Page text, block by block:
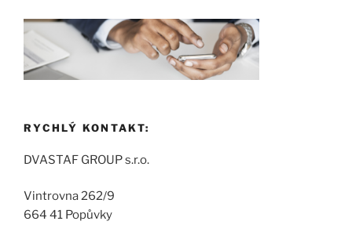
RYCHLÝ KONTAKT:
DVASTAF GROUP s.r.o.
Vintrovna 262/9
664 41 Popůvky